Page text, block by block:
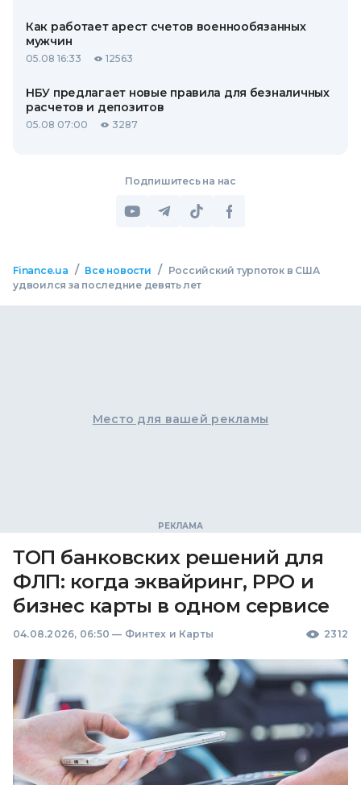
Как работает арест счетов военнообязанных
мужчин
05.08 16:33 12563
НБУ предлагает новые правила для безналичных
расчетов и депозитов
05.08 07:00 3287
Подпишитесь на нас
Finance.ua / Все новости /
Российский турпоток в США
удвоился за последние девять лет
Место для вашей рекламы
ТОП банковских решений для
ФЛП: когда эквайринг, РРО и
бизнес карты в одном сервисе
04.08.2026, 06:50 — Финтех и Карты 2312